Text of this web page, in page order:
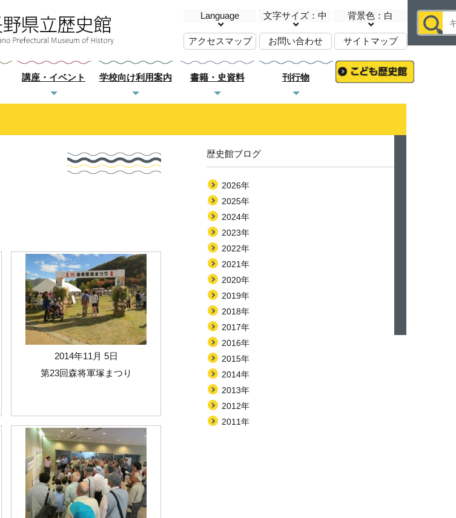
Language 文字サイズ：中 背景色：白
アクセスマップ お問い合わせ サイトマップ
講座・イベント 学校向け利用案内 書籍・史資料 刊行物
2014年11月 5日
第23回森将軍塚まつり
歴史館ブログ
2026年
2025年
2024年
2023年
2022年
2021年
2020年
2019年
2018年
2017年
2016年
2015年
2014年
2013年
2012年
2011年